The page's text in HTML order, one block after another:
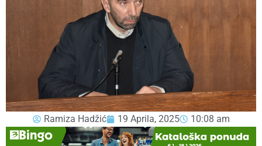
Ramiza Hadžić 19 Aprila, 2025 10:08 am